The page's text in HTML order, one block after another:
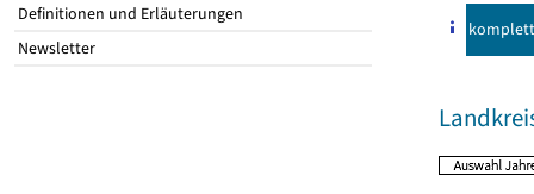
Definitionen und Erläuterungen
Newsletter
komplett